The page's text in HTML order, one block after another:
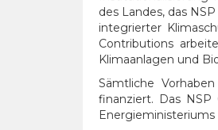
des Landes, das
integrierter
Contributions
Klimaanlagen und
Sämtliche
finanziert. Das
Energieministeriums